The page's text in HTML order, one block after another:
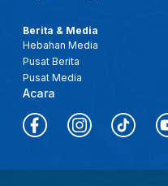
Berita & Media
Hebahan Media
Pusat Berita
Pusat Media
Acara